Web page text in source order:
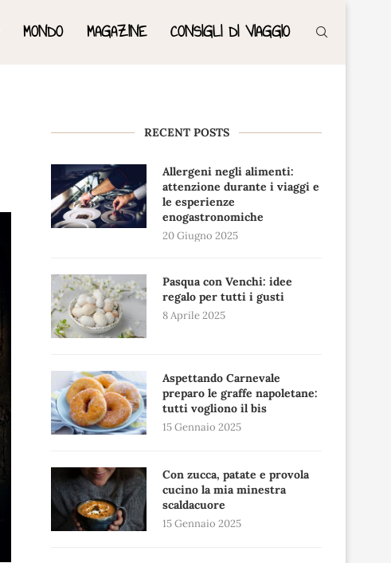
MONDO MAGAZINE CONSIGLI DI VIAGGIO
RECENT POSTS
Allergeni negli alimenti:
attenzione durante i viaggi e
le esperienze
enogastronomiche
20 Giugno 2025
Pasqua con Venchi: idee
regalo per tutti i gusti
8 Aprile 2025
Aspettando Carnevale
preparo le graffe napoletane:
tutti vogliono il bis
15 Gennaio 2025
Con zucca, patate e provola
cucino la mia minestra
scaldacuore
15 Gennaio 2025